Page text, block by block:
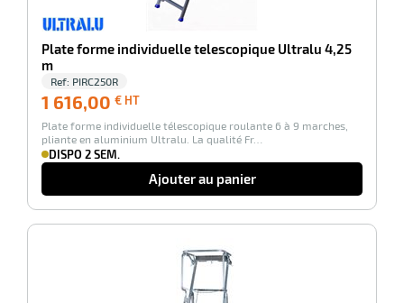
Plate forme individuelle telescopique Ultralu 4,25
m
Ref: PIRC250R
1 616,00 € HT
HT
Plate forme individuelle télescopique roulante 6 à 9 marches,
pliante en aluminium Ultralu. La qualité Fr…
DISPO 2 SEM.
Ajouter au panier